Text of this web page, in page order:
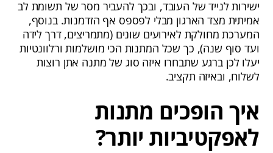
ישירות לנייד של העובד, ובכך להעביר מסר של תשומת לב
אמיתית מצד הארגון מבלי לפספס אף הזדמנות. בנוסף,
המערכת מחולקת לאירועים שונים (מתמריצים, דרך לידה
ועד סוף שנה), כך שכל המתנות הכי מושלמות ורלוונטיות
יעלו לכן ברגע שתבחרו איזה סוג של מתנה אתן רוצות
לשלוח, ובאיזה תקציב.
איך הופכים מתנות
לאפקטיביות יותר?